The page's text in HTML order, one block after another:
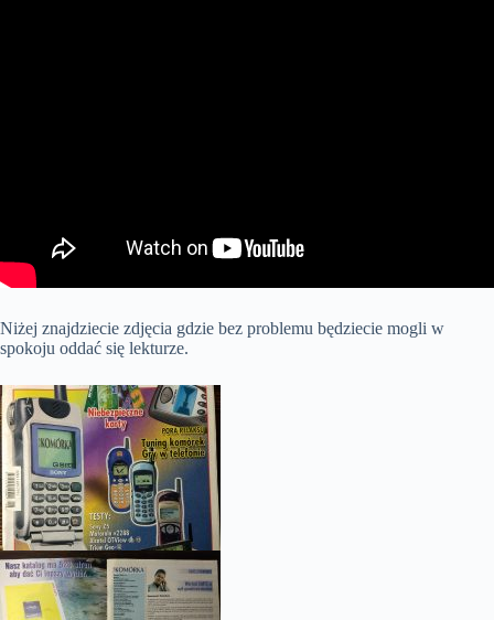
Niżej znajdziecie zdjęcia gdzie bez problemu będziecie mogli w
spokoju oddać się lekturze.